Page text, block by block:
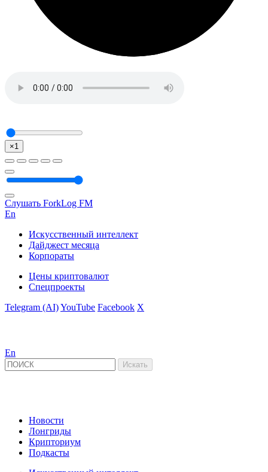
×1
Слушать ForkLog FM
En
Искусственный интеллект
Дайджест месяца
Корпораты
Цены криптовалют
Спецпроекты
Telegram (AI)YouTube Facebook X
En
Новости
Лонгриды
Крипториум
Подкасты